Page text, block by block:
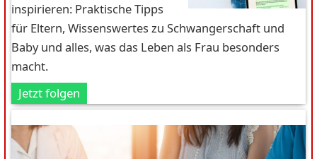
inspirieren: Praktische Tipps
für Eltern, Wissenswertes zu Schwangerschaft und
Baby und alles, was das Leben als Frau besonders
macht.
Jetzt folgen